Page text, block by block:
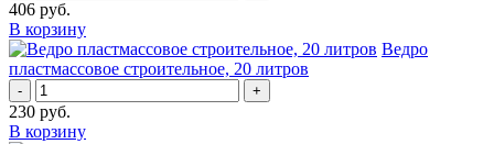
406 руб.
В корзину
Ведро
пластмассовое строительное, 20 литров
- +
230 руб.
В корзину